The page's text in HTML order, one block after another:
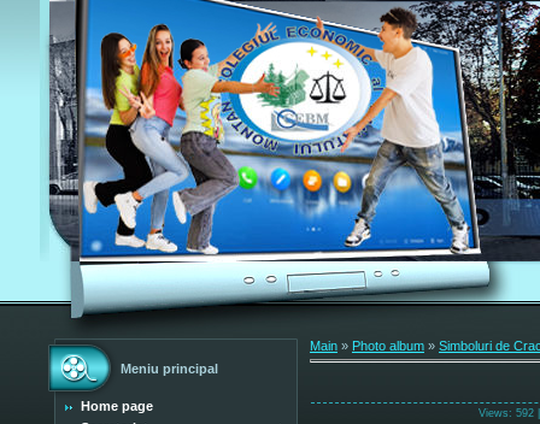
Meniu principal
Home page
Main » Photo album » Simboluri de
Views: 592